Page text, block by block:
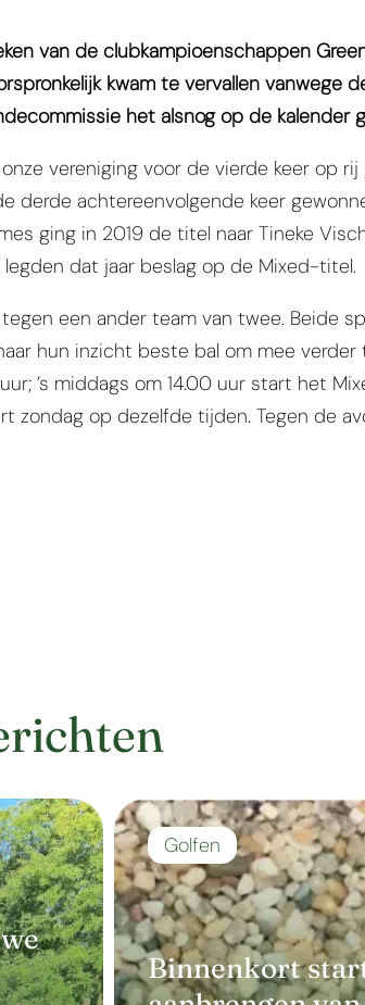
van de clubkampioenschappen
kwam te vervallen vanwege
het alsnog op de kalender
vereniging voor de vierde keer op rij
derde achtereenvolgende keer
ging in 2019 de titel naar Tineke
legden dat jaar beslag op de Mixed-titel.
een ander team van twee. Beide
hun inzicht beste bal om mee verder
’s middags om 14.00 uur start het
zondag op dezelfde tijden. Tegen de
Binnenkort
Golfen